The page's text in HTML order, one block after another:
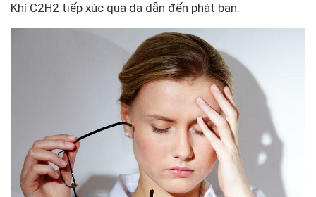
Khí C2H2 tiếp xúc qua da dẫn đến phát ban.